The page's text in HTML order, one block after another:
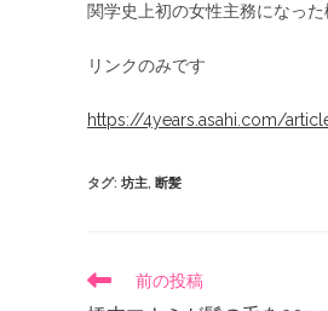
関学史上初の女性主務になっ
リンクのみです
https://4years.asahi.com/
タグ: 坊主, 断髪
前の投稿